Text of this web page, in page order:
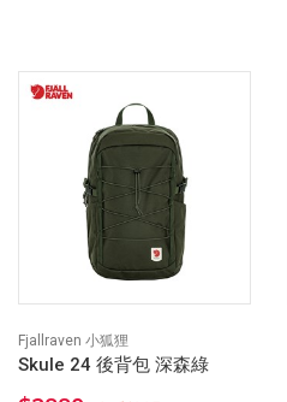
Fjallraven 小狐狸
Skule 24 後背包 深森綠